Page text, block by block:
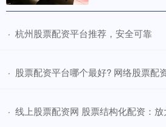
· ​杭州股票配资平台推荐，安全可靠
· 股票配资平台哪个最好? 网络股票配
· 线上股票配资网 股票结构化配资：